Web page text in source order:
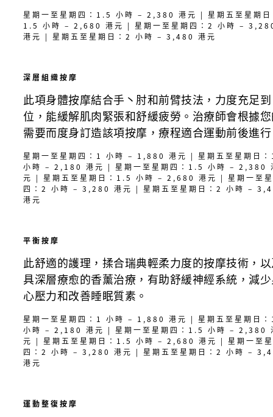
星期一至星期四：1.5 小時 – 2,380 港元 | 星期五至星期日
1.5 小時 – 2,680 港元 | 星期一至星期四：2 小時 –
港元 | 星期五至星期日：2 小時 – 3,480 港元
深層組織按摩
此項身體按摩結合手丶肘和前臂技法，力度充足到
位，能緩解肌肉緊張和舒緩疲勞。治療師會根據
需要而度身訂造該項按摩，療程適合運動前後進
星期一至星期四：1 小時 – 1,880 港元 | 星期五至星期日
小時 – 2,180 港元 | 星期一至星期四：1.5 小時 – 2,380
元 | 星期五至星期日：1.5 小時 – 2,680 港元 | 星期一至
四：2 小時 – 3,280 港元 | 星期五至星期日：2 小時 –
港元
平衡按摩
此舒適的護理，揉合瑞典輕柔力度的按摩技術，
具深層療愈的香薰治療，有助舒緩神經系統，減
心壓力和改善睡眠質素。
星期一至星期四：1 小時 – 1,880 港元 | 星期五至星期日
小時 – 2,180 港元 | 星期一至星期四：1.5 小時 – 2,380
元 | 星期五至星期日：1.5 小時 – 2,680 港元 | 星期一至
四：2 小時 – 3,280 港元 | 星期五至星期日：2 小時 –
港元
運動整復按摩